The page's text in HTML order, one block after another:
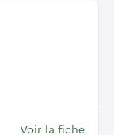
Voir la fiche